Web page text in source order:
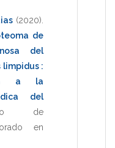
(2020)
de
del
limpidus :
a la
del
de
en